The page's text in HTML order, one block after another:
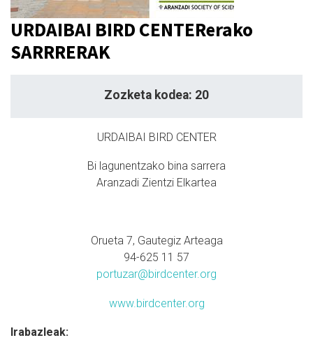
URDAIBAI BIRD CENTERerako
SARRRERAK
Zozketa kodea: 20
URDAIBAI BIRD CENTER
Bi lagunentzako bina sarrera
Aranzadi Zientzi Elkartea
Orueta 7, Gautegiz Arteaga
94-625 11 57
portuzar@birdcenter.org
www.birdcenter.org
Irabazleak: